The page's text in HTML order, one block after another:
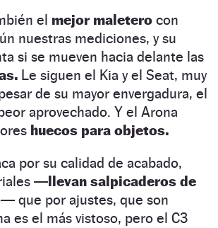
el mejor maletero con
nuestras mediciones, y su
si se mueven hacia delante las
Le siguen el Kia y el Seat, muy
de su mayor envergadura, el
aprovechado. Y el Arona
huecos para objetos.
por su calidad de acabado,
—llevan salpicaderos de
que por ajustes, que son
es el más vistoso, pero el C3